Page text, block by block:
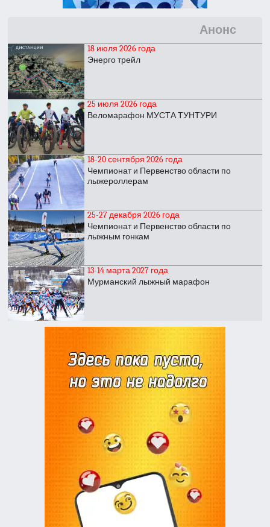
Анонс
18 июля 2026 года
Энерго трейл
25 июля 2026 года
Веломарафон МУСТА ТУНТУРИ
18-20 сентября 2026 года
Чемпионат и Первенство области по
лыжероллерам
25-27 декабря 2026 года
Чемпионат и Первенство области по
лыжным гонкам
13-14 марта 2027 года
Мурманский лыжный марафон